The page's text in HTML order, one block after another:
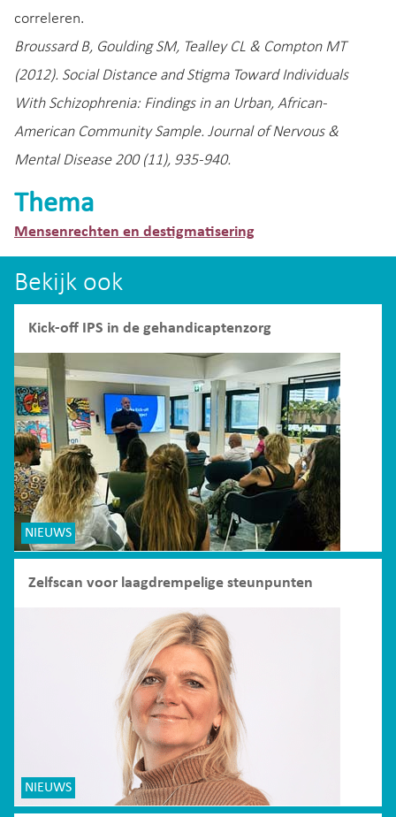
correleren.
Broussard B, Goulding SM, Tealley CL & Compton MT
(2012). Social Distance and Stigma Toward Individuals
With Schizophrenia: Findings in an Urban, African-
American Community Sample. Journal of Nervous &
Mental Disease 200 (11), 935-940.
Thema
Mensenrechten en destigmatisering
Bekijk ook
Kick-off IPS in de gehandicaptenzorg
NIEUWS
Zelfscan voor laagdrempelige steunpunten
NIEUWS